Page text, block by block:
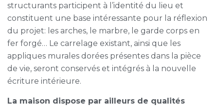
structurants participent à l’identité du lieu et
constituent une base intéressante pour la réflexion
du projet: les arches, le marbre, le garde corps en
fer forgé… Le carrelage existant, ainsi que les
appliques murales dorées présentes dans la pièce
de vie, seront conservés et intégrés à la nouvelle
écriture intérieure.
La maison dispose par ailleurs de qualités